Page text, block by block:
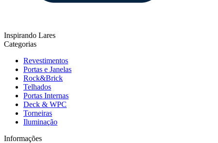
Inspirando Lares
Categorias
Revestimentos
Portas e Janelas
Rock&Brick
Telhados
Portas Internas
Deck & WPC
Torneiras
Iluminação
Informações